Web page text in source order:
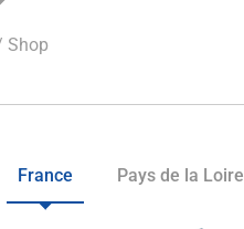
Shop
France Pays de la Loire